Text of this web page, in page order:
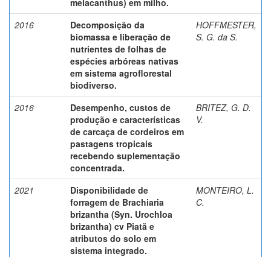
2016
Decomposição da
biomassa e liberação de
nutrientes de folhas de
espécies arbóreas nativas
em sistema agroflorestal
biodiverso.
HOFFMESTER,
S. G. da S.
2016
Desempenho, custos de
produção e características
de carcaça de cordeiros em
pastagens tropicais
recebendo suplementação
concentrada.
BRITEZ, G. D.
V.
2021
Disponibilidade de
forragem de Brachiaria
brizantha (Syn. Urochloa
brizantha) cv Piatã e
atributos do solo em
sistema integrado.
MONTEIRO, L.
C.